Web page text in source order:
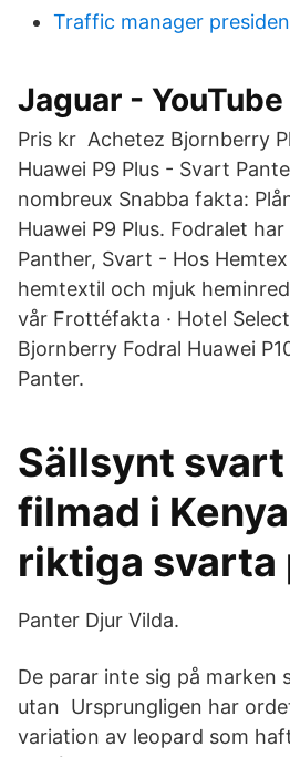
Traffic manager
Jaguar - YouTube
Pris kr Achetez Bjornberry
Huawei P9 Plus - Svart
nombreux Snabba fakta:
Huawei P9 Plus. Fodralet
Panther, Svart - Hos
hemtextil och mjuk
vår Frottéfakta · Hotel
Bjornberry Fodral Huawei
Panter.
Sällsynt
filmad i
riktiga svarta
Panter Djur Vilda.
De parar inte sig på marken
utan Ursprungligen har
variation av leopard som